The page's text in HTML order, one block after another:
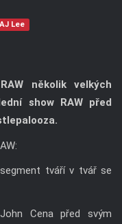
AJ Lee
několik velkých
show RAW před
tváří v tvář se
Cena před svým